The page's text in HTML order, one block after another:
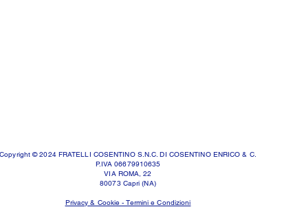
Copyright © 2024 FRATELLI COSENTINO S.N.C. DI COSENTINO ENRICO & C.
P.IVA 06679910635
VIA ROMA, 22
80073 Capri (NA)
Privacy & Cookie - Termini e Condizioni